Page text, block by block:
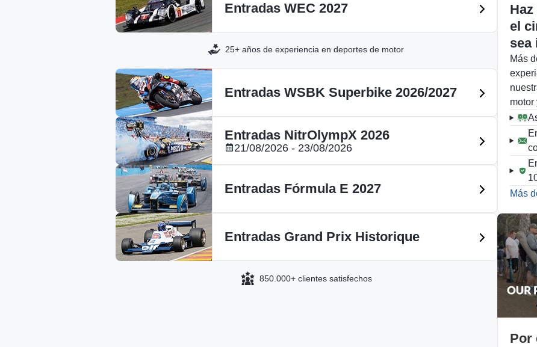
Entradas WEC 2027
25+ años de experiencia en deportes de motor
Entradas WSBK Superbike 2026/2027
Entradas NitrOlympX 2026
21/08/2026 - 23/08/2026
Entradas Fórmula E 2027
Entradas Grand Prix Historique
850.000+ clientes satisfechos
el
sea
Más
motor
Más
Por